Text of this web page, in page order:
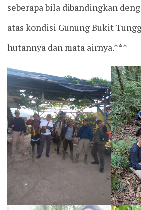
seberapa bila dibandingkan
atas kondisi Gunung Bukit
hutannya dan mata airnya.***